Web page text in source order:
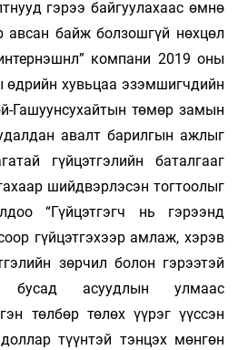
гэрээ байгуулахаас өмнө
авсан байж болзошгүй нөхцөл
компани 2019 оны
өдрийн хувьцаа эзэмшигчдийн
Гашуунсухайтын төмөр замын
авалт барилгын ажлыг
гүйцэтгэлийн баталгааг
шийдвэрлэсэн тогтоолыг
“Гүйцэтгэгч нь гэрээнд
гүйцэтгэхээр амлаж, хэрэв
зөрчил болон гэрээтэй
бусад асуудлын улмаас
төлбөр төлөх үүрэг үүссэн
түүнтэй тэнцэх мөнгөн